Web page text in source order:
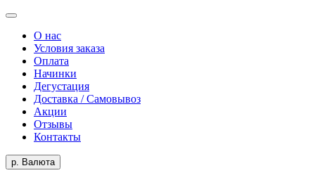
О нас
Условия заказа
Оплата
Начинки
Дегустация
Доставка / Самовывоз
Акции
Отзывы
Контакты
р. Валюта